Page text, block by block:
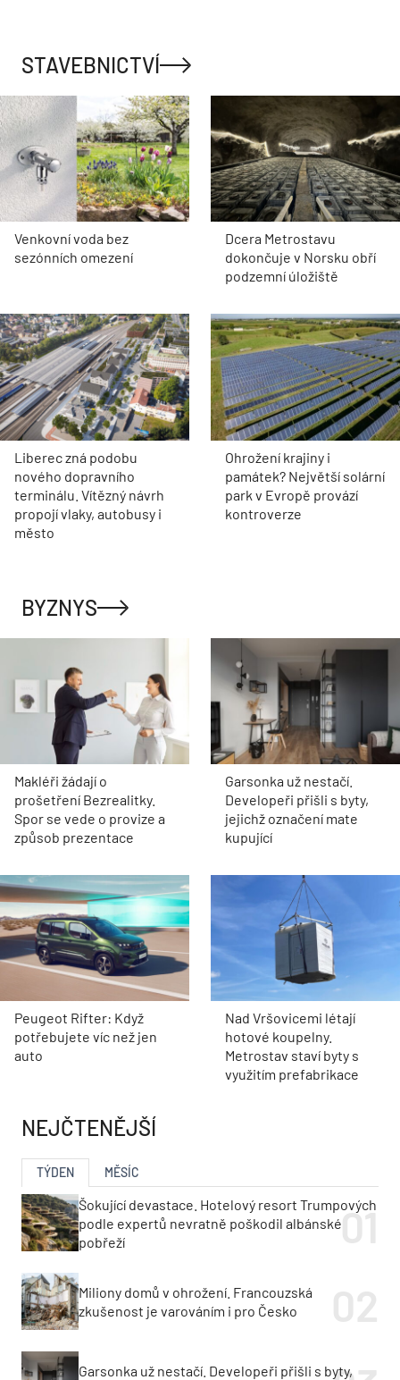
STAVEBNICTVÍ
Venkovní voda bez
sezónních omezení
Dcera Metrostavu
dokončuje v Norsku obří
podzemní úložiště
Liberec zná podobu
nového dopravního
terminálu. Vítězný návrh
propojí vlaky, autobusy i
město
Ohrožení krajiny i
památek? Největší solární
park v Evropě provází
kontroverze
BYZNYS
Makléři žádají o
prošetření Bezrealitky.
Spor se vede o provize a
způsob prezentace
Garsonka už nestačí.
Developeři přišli s byty,
jejichž označení mate
kupující
Peugeot Rifter: Když
potřebujete víc než jen
auto
Nad Vršovicemi létají
hotové koupelny.
Metrostav staví byty s
využitím prefabrikace
NEJČTENĚJŠÍ
TÝDEN MĚSÍC
Šokující devastace. Hotelový resort Trumpových
podle expertů nevratně poškodil albánské
pobřeží
Miliony domů v ohrožení. Francouzská
zkušenost je varováním i pro Česko
Garsonka už nestačí. Developeři přišli s byty,